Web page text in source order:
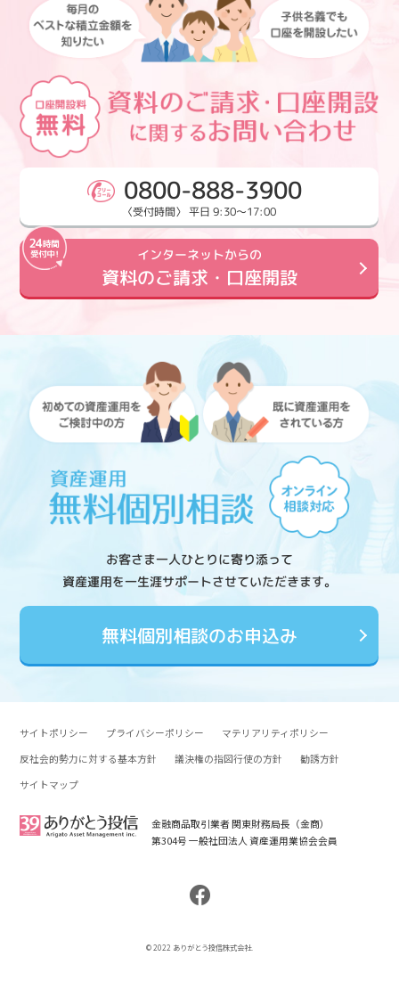
0800-888-3900
〈受付時間〉 平日 9:30～17:00
インターネットからの
資料のご請求・口座開設
お客さま一人ひとりに寄り添って
資産運用を一生涯サポートさせていただきます。
無料個別相談のお申込み
サイトポリシー プライバシーポリシー
マテリアリティポリシー
反社会的勢力に対する基本方針
議決権の指図行使の方針
勧誘方針
サイトマップ
金融商品取引業者 関東財務局長（金商）
第304号 一般社団法人 資産運用業協会会員
© 2022 ありがとう投信株式会社.